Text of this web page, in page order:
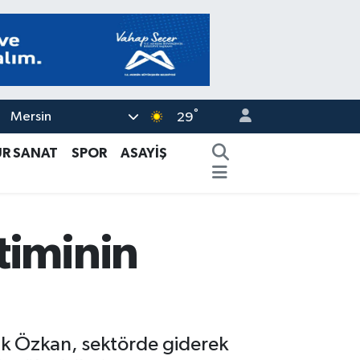
Mersin 29°
SANAT SPOR
ASAYİŞ
Özkan, sektörde giderek